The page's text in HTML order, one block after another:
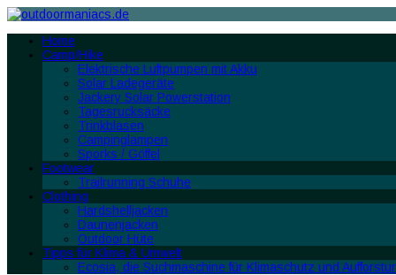
Home
Camp/Hike
Elektrische Luftpumpen mit Akku
Solar Ladegeräte
Jackery Solar Powerstation
Tagesrucksäcke
Trinkblasen
Campinglampen
Sporks / Göffel
Footwear
Trailrunning Schuhe
Clothing
Hardshelljacken
Daunenjacken
Outdoor Hüte
Tipps für Klima & Umwelt
Ecosia, die Suchmaschine für Klimaschutz und